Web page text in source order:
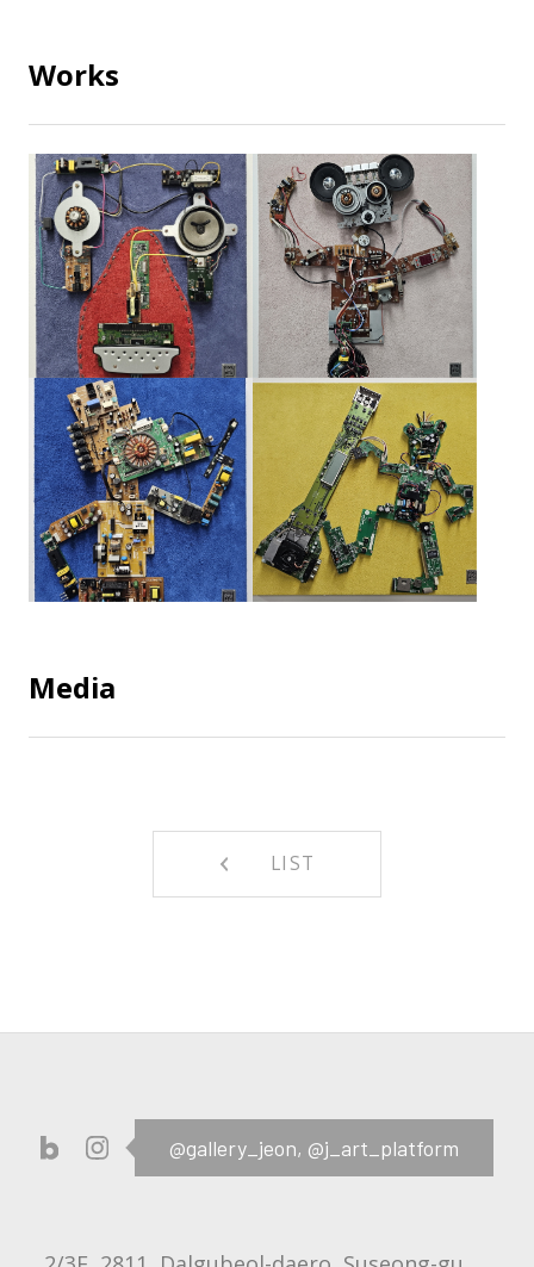
Works
Media
LIST
@gallery_jeon, @j_art_platform